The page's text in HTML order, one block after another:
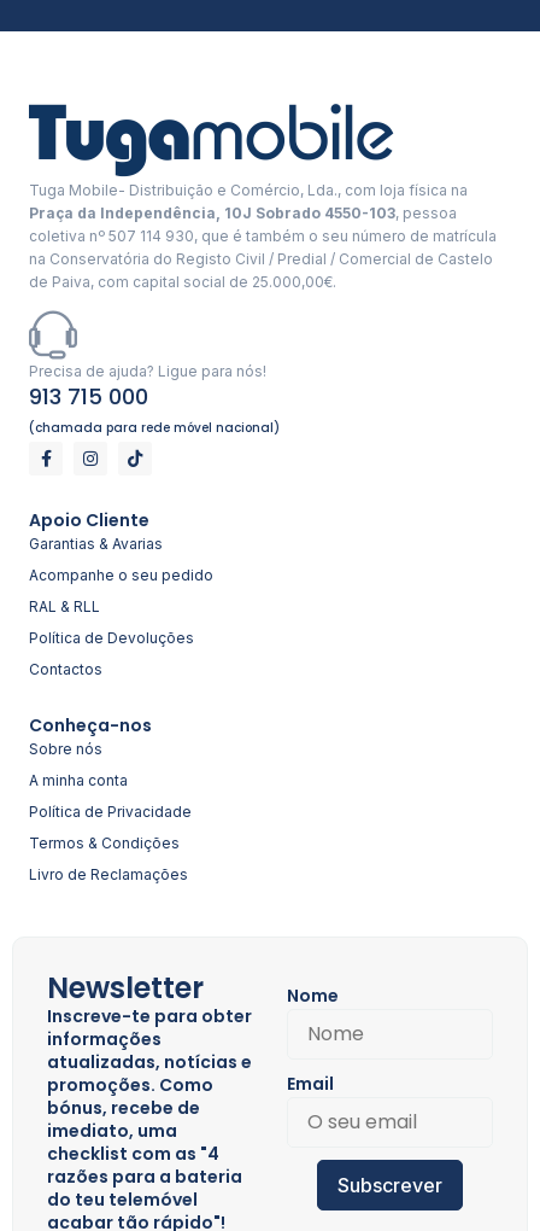
Tuga Mobile- Distribuição e Comércio, Lda., com loja física na
Praça da Independência, 10J Sobrado 4550-103, pessoa
coletiva nº 507 114 930, que é também o seu número de matrícula
na Conservatória do Registo Civil / Predial / Comercial de Castelo
de Paiva, com capital social de 25.000,00€.
Precisa de ajuda? Ligue para nós!
913 715 000
(chamada para rede móvel nacional)
Apoio Cliente
Garantias & Avarias
Acompanhe o seu pedido
RAL & RLL
Política de Devoluções
Contactos
Conheça-nos
Sobre nós
A minha conta
Política de Privacidade
Termos & Condições
Livro de Reclamações
Newsletter
Inscreve-te para obter
informações
atualizadas, notícias e
promoções. Como
bónus, recebe de
imediato, uma
checklist com as "4
razões para a bateria
do teu telemóvel
acabar tão rápido"!
Nome
Email
Subscrever